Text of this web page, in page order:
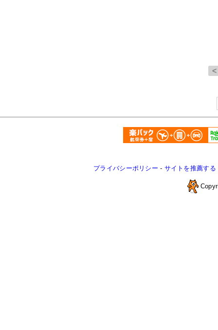
プライバシーポリシー - サイトを推薦する